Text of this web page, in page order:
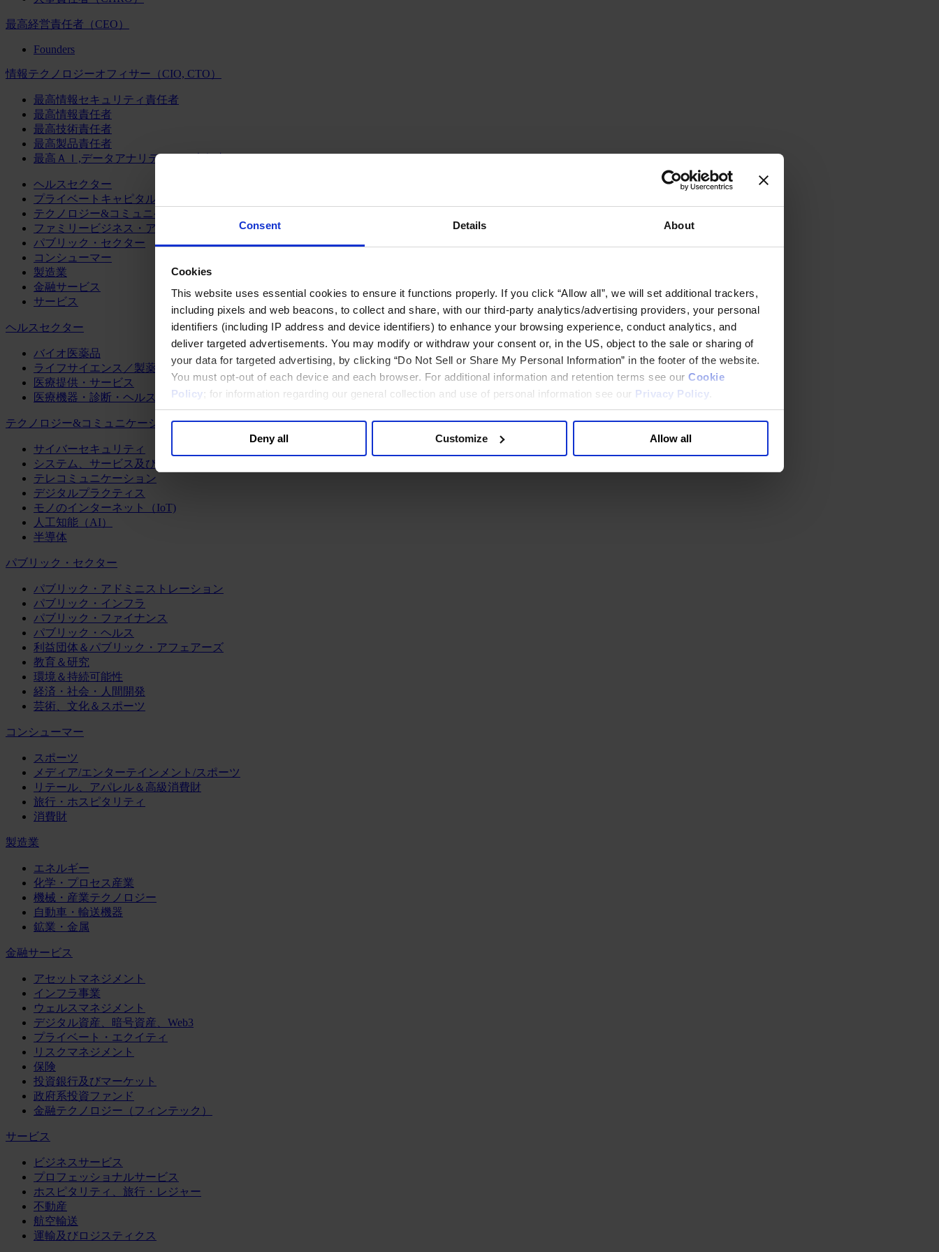
Consent Details About
Cookies
This website uses essential cookies to ensure it functions properly. If you click “Allow all”, we will set additional trackers,
including pixels and web beacons, to collect and share, with our third-party analytics/advertising providers, your personal
identifiers (including IP address and device identifiers) to enhance your browsing experience, conduct analytics, and
deliver targeted advertisements. You may modify or withdraw your consent or, in the US, object to the sale or sharing of
your data for targeted advertising, by clicking “Do Not Sell or Share My Personal Information” in the footer of the website.
You must opt-out of each device and each browser. For additional information and retention terms see our Cookie
Policy; for information regarding our general collection and use of personal information see our Privacy Policy
Deny all Customize Allow all
最高経営責任者（CEO）
Founders
情報テクノロジーオフィサー（CIO, CTO）
最高情報セキュリティ責任者
最高情報責任者
最高技術責任者
最高製品責任者
最高ＡＩ,データアナリティクス責任者
ヘルスセクター
プライベートキャピタル
テクノロジー&コミュニケーション
ファミリービジネス・アドバイザリー
パブリック・セクター
コンシューマー
製造業
金融サービス
サービス
ヘルスセクター
バイオ医薬品
ライフサイエンス／製薬
医療提供・サービス
医療機器・診断・ヘルスケアテクノロジー
テクノロジー&コミュニケーション
サイバーセキュリティ
システム、サービス及びソフトウェア
テレコミュニケーション
デジタルプラクティス
モノのインターネット（IoT)
人工知能（AI）
半導体
パブリック・セクター
パブリック・アドミニストレーション
パブリック・インフラ
パブリック・ファイナンス
パブリック・ヘルス
利益団体＆パブリック・アフェアーズ
教育＆研究
環境＆持続可能性
経済・社会・人間開発
芸術、文化＆スポーツ
コンシューマー
スポーツ
メディア/エンターテインメント/スポーツ
リテール、アパレル＆高級消費財
旅行・ホスピタリティ
消費財
製造業
エネルギー
化学・プロセス産業
機械・産業テクノロジー
自動車・輸送機器
鉱業・金属
金融サービス
アセットマネジメント
インフラ事業
ウェルスマネジメント
デジタル資産、暗号資産、Web3
プライベート・エクイティ
リスクマネジメント
保険
投資銀行及びマーケット
政府系投資ファンド
金融テクノロジー（フィンテック）
サービス
ビジネスサービス
プロフェッショナルサービス
ホスピタリティ、旅行・レジャー
不動産
航空輸送
運輸及びロジスティクス